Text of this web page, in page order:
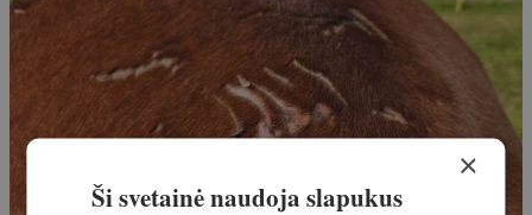
×
Ši svetainė naudoja slapukus